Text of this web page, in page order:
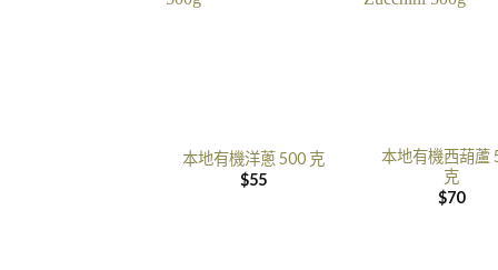
本地有機洋蔥 500 克
$55
本地有機西葫蘆
克
$70